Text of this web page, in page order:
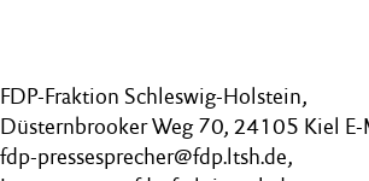
FDP-Fraktion Schleswig-Holstein,
Düsternbrooker Weg 70, 24105 Kiel E-
fdp-pressesprecher@fdp.ltsh.de,